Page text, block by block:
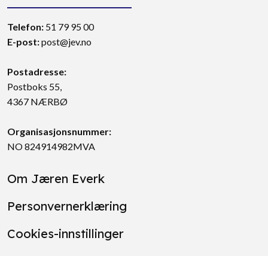
Telefon: 51 79 95 00
E-post:post@jev.no
Postadresse:
Postboks 55,
4367 NÆRBØ
Organisasjonsnummer:
NO 824914982MVA
Om Jæren Everk
Personvernerklæring
Cookies-innstillinger